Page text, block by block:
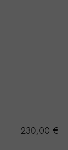
230,00 €